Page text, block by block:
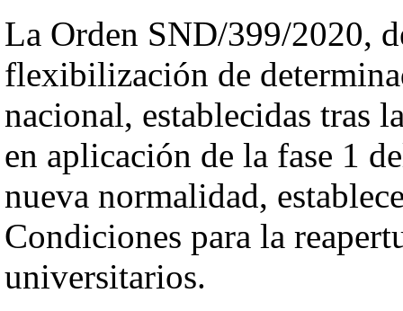
La Orden SND/399/2020,
flexibilización de
nacional, establecidas tras
en aplicación de la fase 1
nueva normalidad,
Condiciones para la
universitarios.